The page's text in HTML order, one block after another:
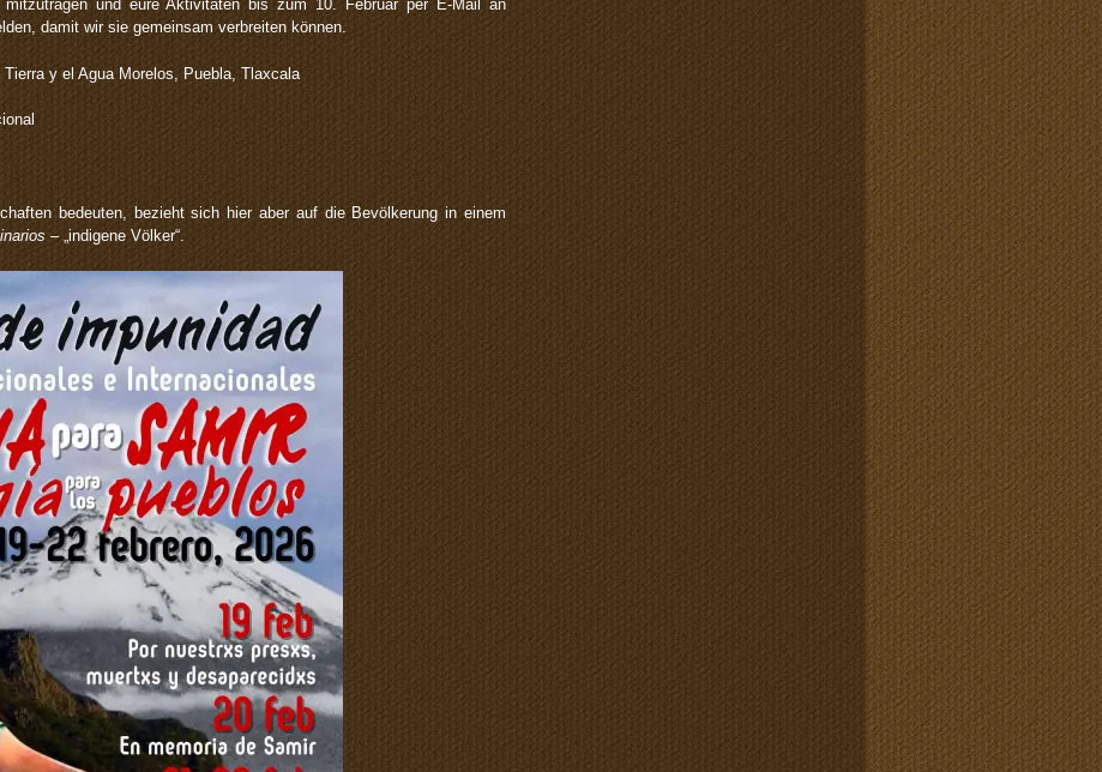
und eure Aktivitäten bis zum 10. Februar per E-Mail an
damit wir sie gemeinsam verbreiten können.
y el Agua Morelos, Puebla, Tlaxcala
bedeuten, bezieht sich hier aber auf die Bevölkerung in einem
– „indigene Völker“.